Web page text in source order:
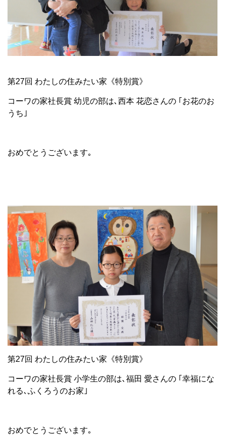
第27回 わたしの住みたい家《特別賞》
コーワの家社長賞 幼児の部は､西本 花恋さんの ｢お花のお
うち｣
おめでとうございます｡
第27回 わたしの住みたい家《特別賞》
コーワの家社長賞 小学生の部は､福田 愛さんの ｢幸福にな
れる､ふくろうのお家｣
おめでとうございます｡